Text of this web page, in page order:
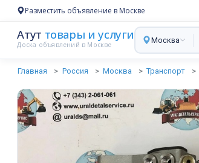
Разместить объявление в Москве
Атут товары и услуги
Доска объявлений в Москве
Москва
Главная Россия Москва Транспорт